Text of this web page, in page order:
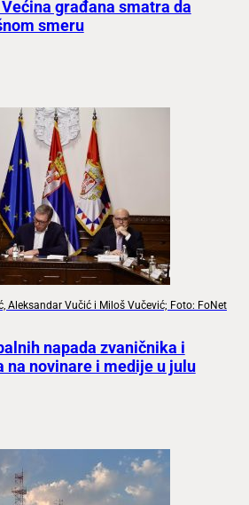
građana smatra da
smeru
Aleksandar Vučić i Miloš Vučević; Foto: FoNet
napada zvaničnika i
na novinare i medije u julu